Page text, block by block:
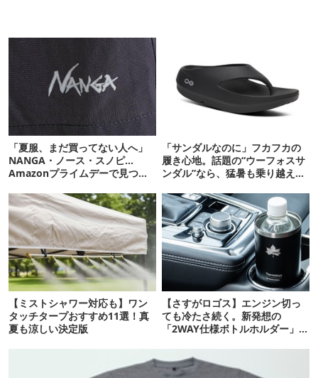
「夏服、まだ買ってない人へ」
NANGA・ノース・スノピ…
Amazonプライムデーで見つけ
「サンダルなのに」フカフカの
履き心地。話題の“ウーフォスサ
ンダル”なら、猛暑も乗り越えら
【ミストシャワー対応も】ワン
タッチタープおすすめ11選！真
夏も涼しい決定版
【さすがロゴス】エンジン切っ
ても冷たさ続く。新発想の
「2WAY仕様ボトルホルダー」が